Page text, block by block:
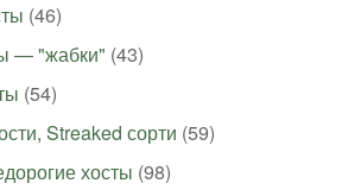
(46)
— "жабки" (43)
(54)
Streaked сорти (59)
хосты (98)